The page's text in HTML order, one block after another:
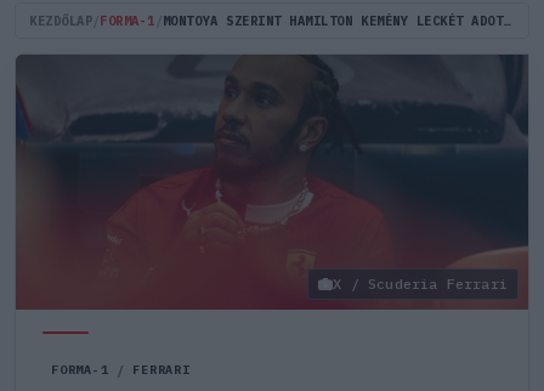
KEZDŐLAP FORMA-1 MONTOYA SZERINT HAMILTON KEMÉNY LECKÉT ADOTT LECLERC-NEK A FERRARINÁL
X / Scuderia Ferrari
FORMA-1 / FERRARI